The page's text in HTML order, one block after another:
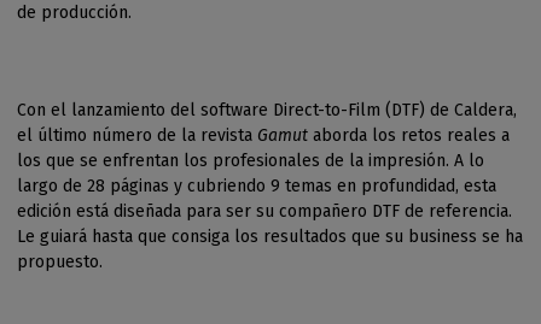
de producción.
Con el lanzamiento del software Direct-to-Film (DTF) de Caldera,
el último número de la revista Gamut aborda los retos reales a
los que se enfrentan los profesionales de la impresión. A lo
largo de 28 páginas y cubriendo 9 temas en profundidad, esta
edición está diseñada para ser su compañero DTF de referencia.
Le guiará hasta que consiga los resultados que su business se ha
propuesto.